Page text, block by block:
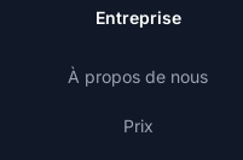
Entreprise
À propos de nous
Prix